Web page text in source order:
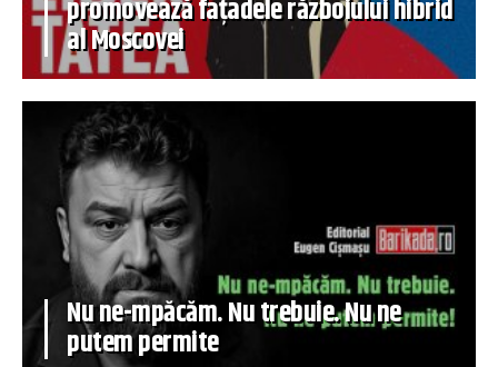
promovează fațadele războiului hibrid
al Moscovei
Nu ne-mpăcăm. Nu trebuie. Nu ne
putem permite